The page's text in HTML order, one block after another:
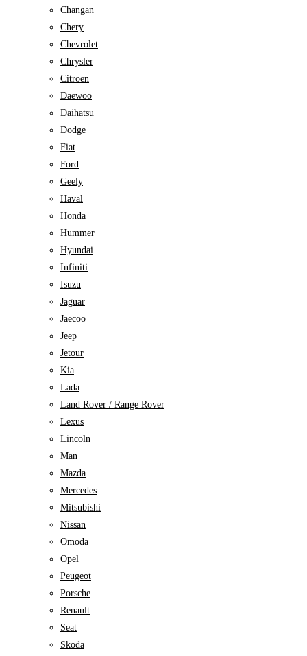
Changan
Chery
Chevrolet
Chrysler
Citroen
Daewoo
Daihatsu
Dodge
Fiat
Ford
Geely
Haval
Honda
Hummer
Hyundai
Infiniti
Isuzu
Jaguar
Jaecoo
Jeep
Jetour
Kia
Lada
Land Rover / Range Rover
Lexus
Lincoln
Man
Mazda
Mercedes
Mitsubishi
Nissan
Omoda
Opel
Peugeot
Porsche
Renault
Seat
Skoda